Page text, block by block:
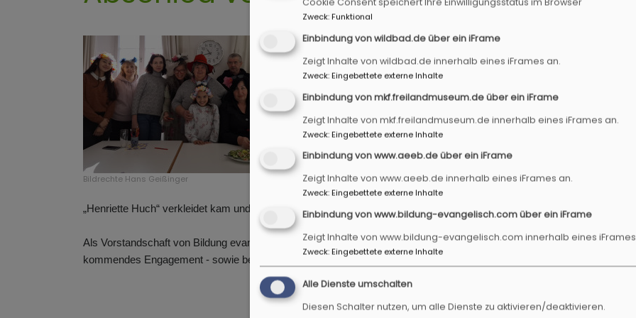
Bildrechte Hans Geißinger
Der Deutschkurs in Emskirchen, der aus Mitteln der ELKB
mit dem 31. März zu Ende. Im Rahmen des Projekts hat
von Menschen aus der Ukraine fünfmal wöchentlich im dortigen
aber hat sie sich der Menschen angenommen und ihnen in den
Aus eigener Erfahrung wusste sie, wie schwer es ist, weit weg
anfangen zu müssen. Von daher war ihr auch die Teilhabe am
besuchte sie mit ihren „Schützlingen“ auch Gottesdienste, ging
auch die kirchlichen Feste mit ihnen.
Zum Fasching wurde
„Henriette Huch“ verkleidet kam und das Thema "ungeschminkt" spielerisch aufgriff.
Als Vorstandschaft von Bildung evangelisch zwischen Tauber und Aisch bedanken wir uns an dieser Stelle bei
kommendes Engagement - sowie bei der evang. Kirchengemeinde Emskirchen, für die Bereitstellung der
Zweck:Funktional
Einbindung von wildbad.de über ein iFrame
Zeigt Inhalte von wildbad.de innerhalb eines iFrames an.
Zweck:Eingebettete externe Inhalte
Einbindung von mkf.freilandmuseum.de über ein iFrame
Zeigt Inhalte von mkf.freilandmuseum.de innerhalb eines iFrames an.
Zweck:Eingebettete externe Inhalte
Einbindung von www.aeeb.de über ein iFrame
Zeigt Inhalte von www.aeeb.de innerhalb eines iFrames an.
Zweck:Eingebettete externe Inhalte
Einbindung von www.bildung-evangelisch.com über ein iFrame
Zeigt Inhalte von www.bildung-evangelisch.com innerhalb eines
Zweck:Eingebettete externe Inhalte
Alle Dienste umschalten
Diesen Schalter nutzen, um alle Dienste zu aktivieren/deaktivieren.